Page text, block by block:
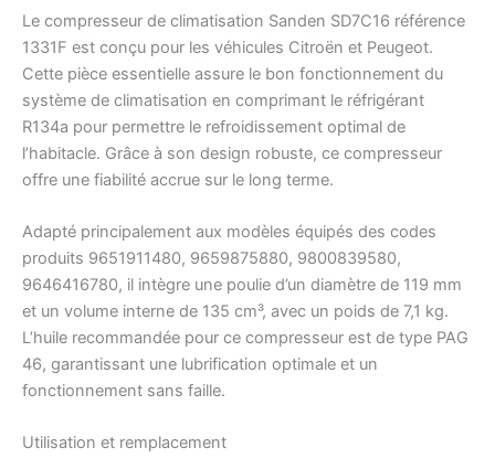
Le compresseur de climatisation Sanden SD7C16 référence
1331F est conçu pour les véhicules Citroën et Peugeot.
Cette pièce essentielle assure le bon fonctionnement du
système de climatisation en comprimant le réfrigérant
R134a pour permettre le refroidissement optimal de
l’habitacle. Grâce à son design robuste, ce compresseur
offre une fiabilité accrue sur le long terme.
Adapté principalement aux modèles équipés des codes
produits 9651911480, 9659875880, 9800839580,
9646416780, il intègre une poulie d’un diamètre de 119 mm
et un volume interne de 135 cm³, avec un poids de 7,1 kg.
L’huile recommandée pour ce compresseur est de type PAG
46, garantissant une lubrification optimale et un
fonctionnement sans faille.
Utilisation et remplacement